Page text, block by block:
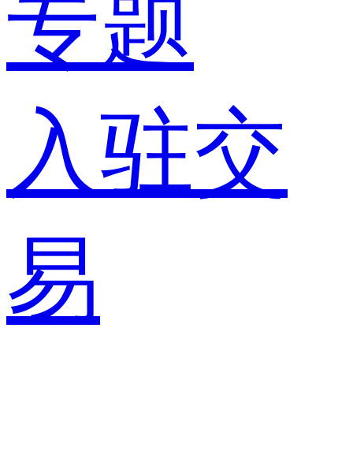
专题
入驻交
易